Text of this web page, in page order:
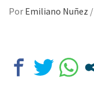
Por Emiliano Nuñez /